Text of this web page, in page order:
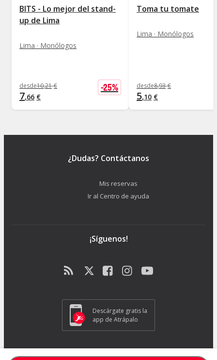
BITS - Lo mejor del stand-
up de Lima
Lima · Monólogos
desde10,21 €
7,66 €
-25%
Toma tu tomate
Lima · Monólogos
desde8,93 €
5,10 €
¿Dudas? Contáctanos
Mis reservas
Ir al Centro de ayuda
¡Síguenos!
Descárgate gratis la
app de Atrápalo